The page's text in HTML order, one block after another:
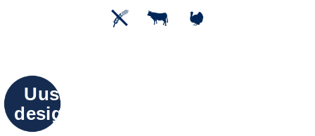
Uusi
design